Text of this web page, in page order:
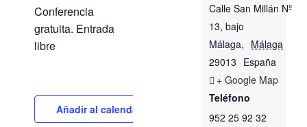
Conferencia
gratuita. Entrada
libre
Añadir al calendario
Calle San Millán Nº
13, bajo
Málaga, Málaga
29013 España
+ Google Map
Teléfono
952 25 92 32